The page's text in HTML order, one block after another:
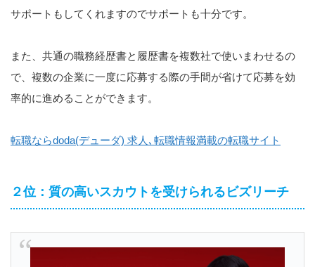
サポートもしてくれますのでサポートも十分です。
また、共通の職務経歴書と履歴書を複数社で使いまわせるの
で、複数の企業に一度に応募する際の手間が省けて応募を効
率的に進めることができます。
転職ならdoda(デューダ) 求人､転職情報満載の転職サイト
２位：質の高いスカウトを受けられるビズリーチ